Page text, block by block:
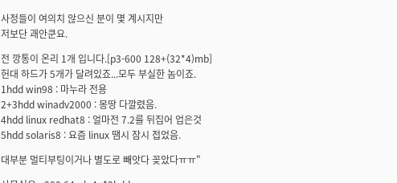
사정들이 여의치 않으신 분이 몇 계시지만
저보단 괘안쿤요.
전 깡통이 온리 1개 입니다.[p3-600 128+(32*4)mb]
헌대 하드가 5개가 달려있죠...모두 부실한 놈이죠.
1hdd win98 : 마누라 전용
2+3hdd winadv2000 : 몽땅 다깔렸음.
4hdd linux redhat8 : 얼마전 7.2를 뒤집어 업은것
5hdd solaris8 : 요즘 linux 땜시 잠시 접었음.
대부분 멀티부팅이거나 별도로 빼앗다 꽂았다ㅠㅠ"